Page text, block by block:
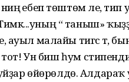
ебеп төштөм әле,
“ таныш»
ауыл малайы тигәс тә,
тот! Ун биш һум
өйөрөлдө. Алдараҡ